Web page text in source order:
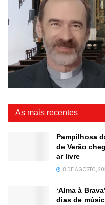
As mais recentes
Pampilhosa
de Verão
ar livre
8 DE AGOSTO,
‘Alma à
dias de